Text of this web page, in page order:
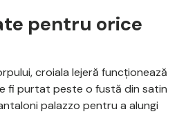
pentru orice
croiala lejeră funcționează
fi purtat peste o fustă din satin
palazzo pentru a alungi